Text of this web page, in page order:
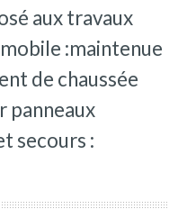
aux travaux
:maintenue
de chaussée
panneaux
secours :